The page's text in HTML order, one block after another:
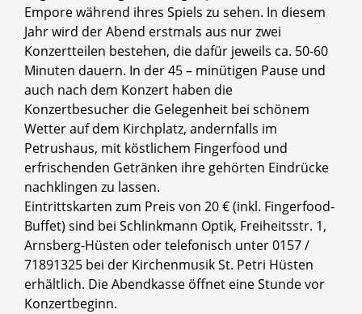
Empore während ihres Spiels zu sehen. In diesem
Jahr wird der Abend erstmals aus nur zwei
Konzertteilen bestehen, die dafür jeweils ca. 50-60
Minuten dauern. In der 45 – minütigen Pause und
auch nach dem Konzert haben die
Konzertbesucher die Gelegenheit bei schönem
Wetter auf dem Kirchplatz, andernfalls im
Petrushaus, mit köstlichem Fingerfood und
erfrischenden Getränken ihre gehörten Eindrücke
nachklingen zu lassen.
Eintrittskarten zum Preis von 20 € (inkl. Fingerfood-
Buffet) sind bei Schlinkmann Optik, Freiheitsstr. 1,
Arnsberg-Hüsten oder telefonisch unter 0157 /
71891325 bei der Kirchenmusik St. Petri Hüsten
erhältlich. Die Abendkasse öffnet eine Stunde vor
Konzertbeginn.